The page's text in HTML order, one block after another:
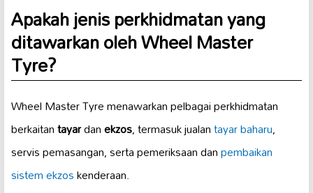
Apakah jenis perkhidmatan yang
ditawarkan oleh Wheel Master
Tyre?
Wheel Master Tyre menawarkan pelbagai perkhidmatan
berkaitantayardanekzos, termasuk jualantayar baharu,
servis pemasangan, serta pemeriksaan danpembaikan
sistem ekzoskenderaan.